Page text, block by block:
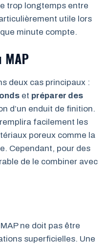
trop longtemps entre
utile lors
minute compte.
MAP
deux cas principaux :
et préparer des
d’un enduit de finition.
facilement les
poreux comme la
Cependant, pour des
de le combiner avec
ne doit pas être
superficielles. Une